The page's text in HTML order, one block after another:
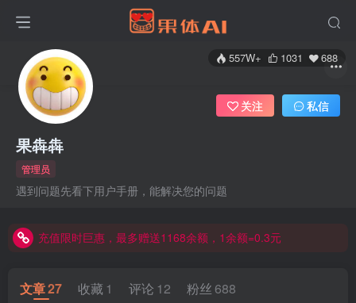
557W+ 1031 688
果犇犇
管理员
遇到问题先看下用户手册，能解决您的问题
关注 私信
充值限时巨惠，最多赠送1168余额，1余额=0.3元
文章27 收藏 1 评论 12 粉丝 688